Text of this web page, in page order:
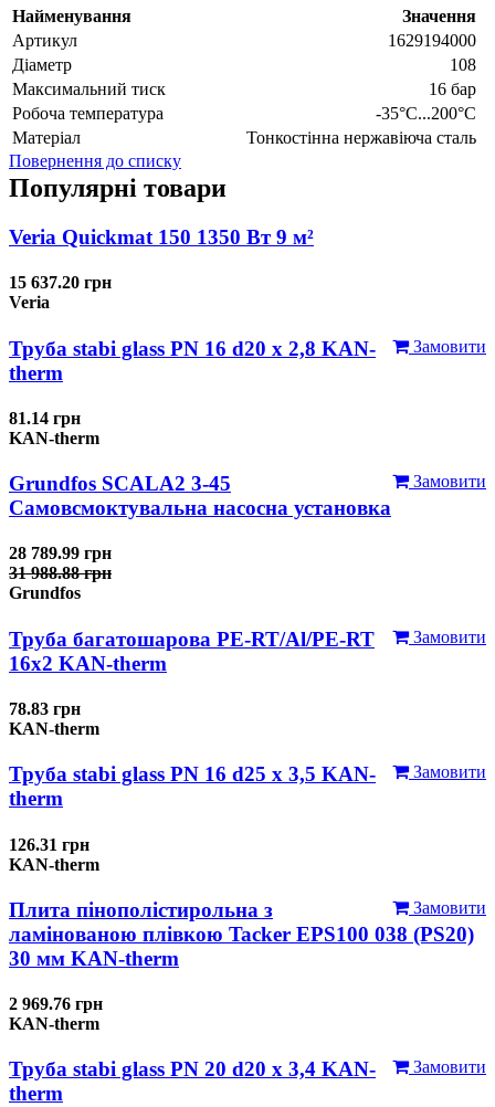
Найменування
Значення
Артикул
1629194000
Діаметр
108
Максимальний тиск
16 бар
Робоча температура
-35°C...200°C
Матеріал
Тонкостінна нержавіюча сталь
Повернення до списку
Популярні товари
Veria Quickmat 150 1350 Вт 9 м²
15 637.20 грн
Veria
Замовити
Труба stabi glass PN 16 d20 х 2,8 KAN-
therm
81.14 грн
KAN-therm
Замовити
Grundfos SCALA2 3-45
Самовсмоктувальна насосна установка
28 789.99 грн
31 988.88 грн
Grundfos
Замовити
Труба багатошарова PE-RT/Al/PE-RT
16x2 KAN-therm
78.83 грн
KAN-therm
Замовити
Труба stabi glass PN 16 d25 х 3,5 KAN-
therm
126.31 грн
KAN-therm
Замовити
Плита пінополістирольна з
ламінованою плівкою Tacker EPS100 038 (PS20)
30 мм KAN-therm
2 969.76 грн
KAN-therm
Замовити
Труба stabi glass PN 20 d20 х 3,4 KAN-
therm